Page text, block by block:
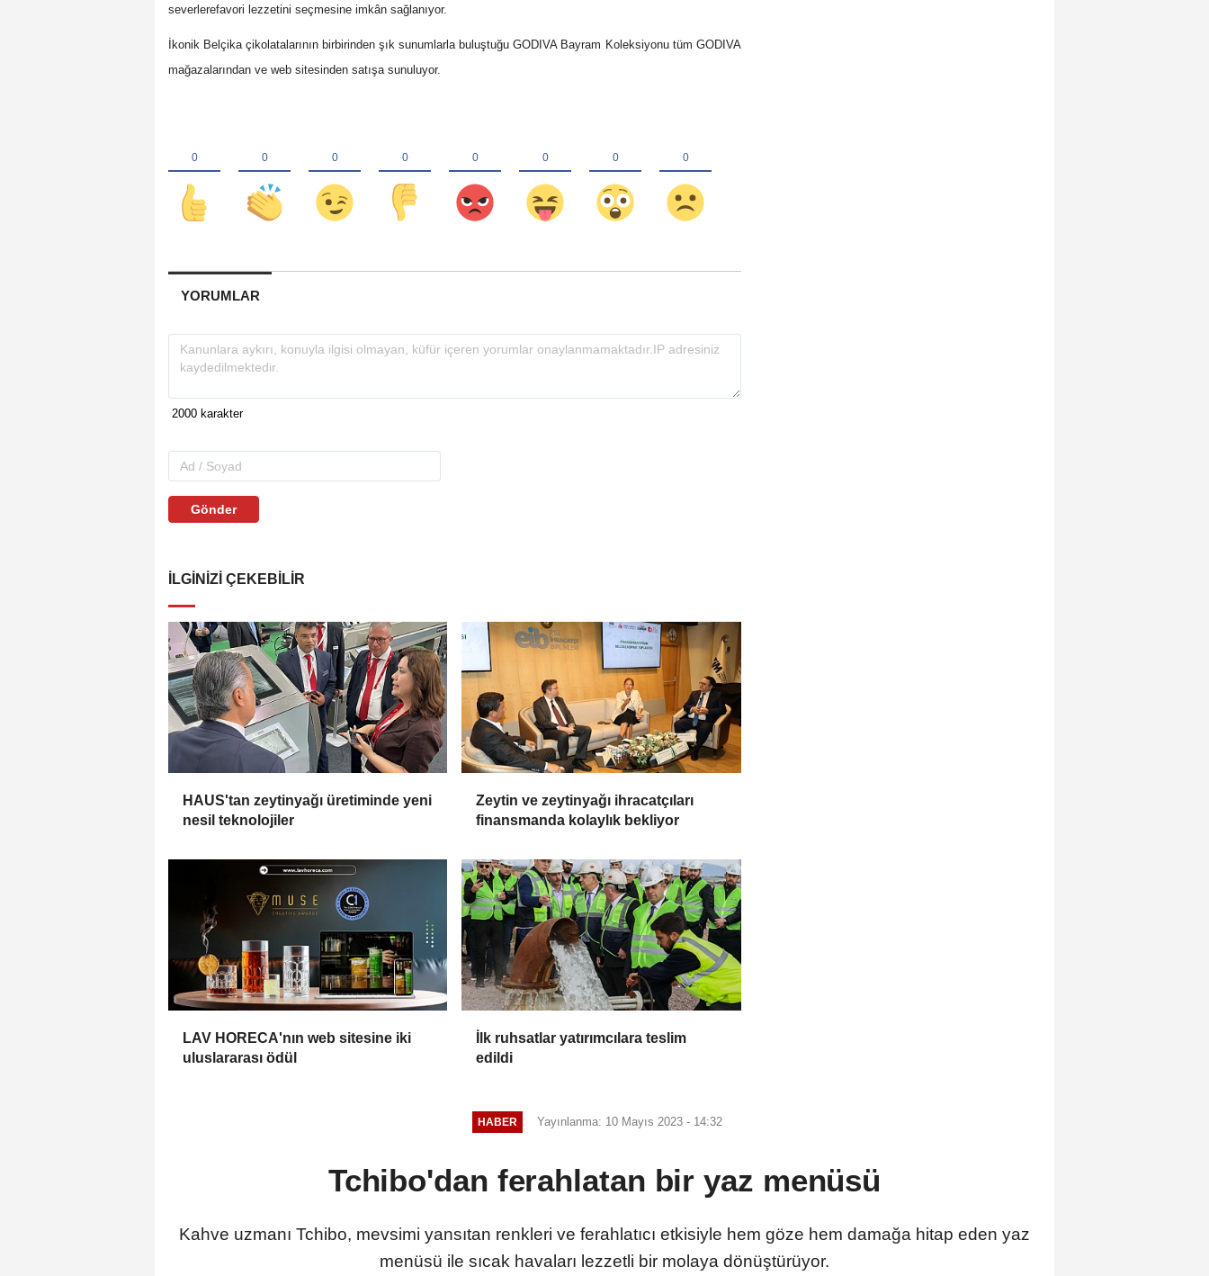
severlerefavori lezzetini seçmesine imkân sağlanıyor.
İkonik Belçika çikolatalarının birbirinden şık sunumlarla buluştuğu GODIVA Bayram Koleksiyonu tüm GODIVA
mağazalarından ve web sitesinden satışa sunuluyor.
YORUMLAR
Gönder
İLGINIZI ÇEKEBILIR
HAUS'tan zeytinyağı üretiminde yeni
nesil teknolojiler
Zeytin ve zeytinyağı ihracatçıları
finansmanda kolaylık bekliyor
LAV HORECA'nın web sitesine iki
uluslararası ödül
İlk ruhsatlar yatırımcılara teslim
edildi
HABER Yayınlanma: 10 Mayıs 2023 - 14:32
Tchibo'dan ferahlatan bir yaz menüsü
Kahve uzmanı Tchibo, mevsimi yansıtan renkleri ve ferahlatıcı etkisiyle hem göze hem damağa hitap eden yaz
menüsü ile sıcak havaları lezzetli bir molaya dönüştürüyor.